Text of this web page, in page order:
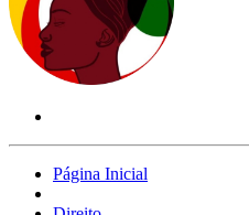
Página Inicial